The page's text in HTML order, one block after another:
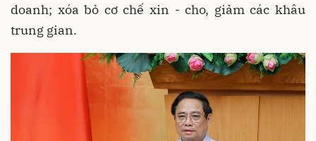
doanh; xóa bỏ cơ chế xin - cho, giảm các khâu
trung gian.